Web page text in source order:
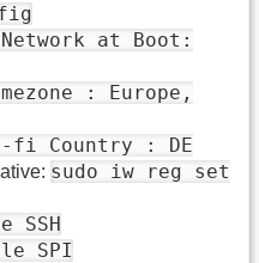
at Boot:
: Europe,
fi Country : DE
sudo iw reg set
SSH
SPI